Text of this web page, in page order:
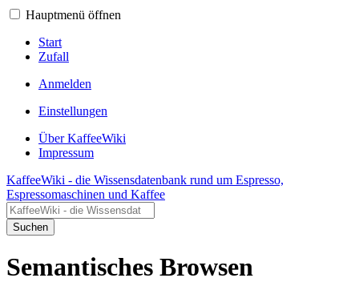
Hauptmenü öffnen
Start
Zufall
Anmelden
Einstellungen
Über KaffeeWiki
Impressum
KaffeeWiki - die Wissensdatenbank rund um Espresso,
Espressomaschinen und Kaffee
Suchen
Semantisches Browsen